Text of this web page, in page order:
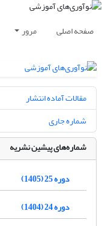
صفحه اصلی مرور
مقالات آماده انتشار
شماره جاری
شماره‌های پیشین نشریه
دوره 25 (1405)
دوره 24 (1404)